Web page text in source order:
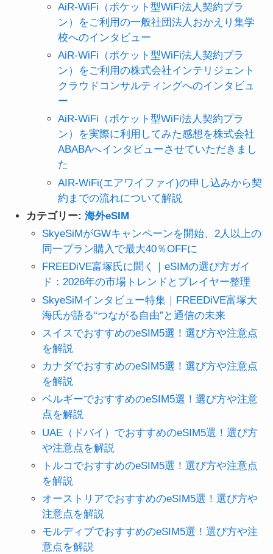
AiR-WiFi（ポケット型WiFi法人契約プラ
ン）をご利用の一般社団法人おかえり集学
校へのインタビュー
AiR-WiFi（ポケット型WiFi法人契約プラ
ン）をご利用の株式会社インテリジェント
クラウドコンサルティングへのインタビュ
ー
AiR-WiFi（ポケット型WiFi法人契約プラ
ン）を実際に利用してみた感想を株式会社
ABABAへインタビューさせていただきまし
た
AIR-WiFi(エアワイファイ)の申し込みから契
約までの流れについて解説
カテゴリー:海外eSIM
SkyeSiMがGWキャンペーンを開始、2人以上の
同一プラン購入で最大40％OFFに
FREEDiVE富塚氏に聞く｜eSIMの選び方ガイ
ド：2026年の市場トレンドとプレイヤー整理
SkyeSiMインタビュー特集｜FREEDiVE富塚大
海氏が語る“つながる自由”と通信の未来
スイスでおすすめのeSIM5選！選び方や注意点
を解説
カナダでおすすめのeSIM5選！選び方や注意点
を解説
ベルギーでおすすめのeSIM5選！選び方や注意
点を解説
UAE（ドバイ）でおすすめのeSIM5選！選び方
や注意点を解説
トルコでおすすめのeSIM5選！選び方や注意点
を解説
オーストリアでおすすめのeSIM5選！選び方や
注意点を解説
モルディブでおすすめのeSIM5選！選び方や注
意点を解説